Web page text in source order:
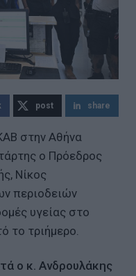
post share
στην Αθήνα
ο Πρόεδρος
Νίκος
περιοδειών
υγείας στο
το τριήμερο.
ο κ. Ανδρουλάκης